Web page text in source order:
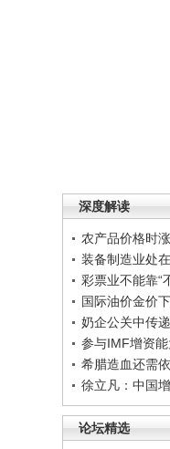
深度解读
农产品价格时
装备制造业处
彩票业不能靠“
国际油价金价
奶企公关中传
参与IMF增资
希腊造血还需
徐立凡：中国
论坛精选